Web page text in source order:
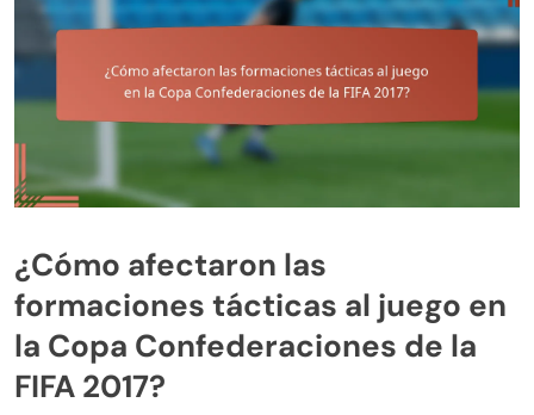
¿Cómo afectaron las
formaciones tácticas al juego en
la Copa Confederaciones de la
FIFA 2017?